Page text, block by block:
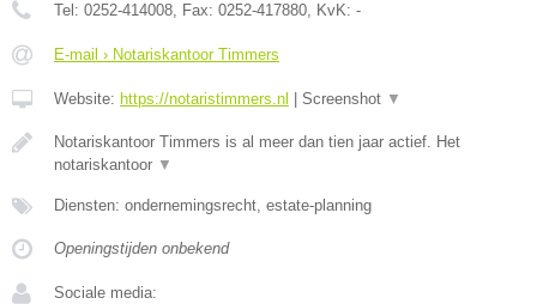
Tel: 0252-414008, Fax: 0252-417880, KvK: -
E-mail › Notariskantoor Timmers
Website: https://notaristimmers.nl Screenshot ▼
Notariskantoor Timmers is al meer dan tien jaar actief. Het
notariskantoor ▼
Diensten: ondernemingsrecht, estate-planning
Openingstijden onbekend
Sociale media: